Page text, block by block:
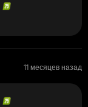
11 месяцев назад